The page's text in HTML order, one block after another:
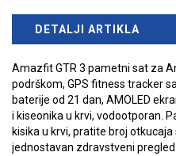
DETALJI ARTIKLA
Amazfit GTR 3 pametni sat za
podrškom, GPS fitness tracker
baterije od 21 dan, AMOLED
i kiseonika u krvi, vodootporan.
kisika u krvi, pratite broj
jednostavan zdravstveni